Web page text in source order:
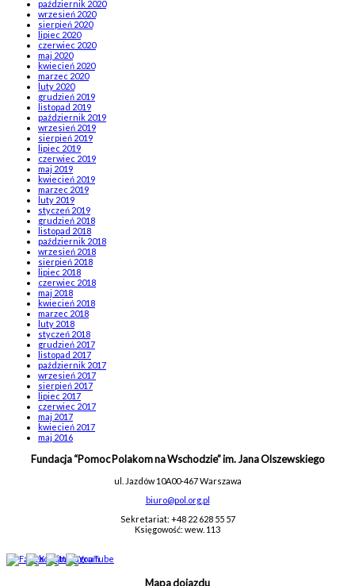
październik 2020
wrzesień 2020
sierpień 2020
lipiec 2020
czerwiec 2020
maj 2020
kwiecień 2020
marzec 2020
luty 2020
grudzień 2019
listopad 2019
październik 2019
wrzesień 2019
sierpień 2019
lipiec 2019
czerwiec 2019
maj 2019
kwiecień 2019
marzec 2019
luty 2019
styczeń 2019
grudzień 2018
listopad 2018
październik 2018
wrzesień 2018
sierpień 2018
lipiec 2018
czerwiec 2018
maj 2018
kwiecień 2018
marzec 2018
luty 2018
styczeń 2018
grudzień 2017
listopad 2017
październik 2017
wrzesień 2017
sierpień 2017
lipiec 2017
czerwiec 2017
maj 2017
kwiecień 2017
maj 2016
Fundacja “Pomoc Polakom na Wschodzie” im. Jana Olszewskiego
ul. Jazdów 10A00-467 Warszawa
biuro@pol.org.pl
Sekretariat: +48 22 628 55 57
Księgowość: wew. 113
Mapa dojazdu